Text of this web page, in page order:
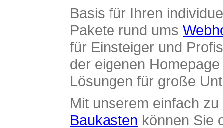
Basis für Ihren
Pakete rund ums
für Einsteiger und
der eigenen
Lösungen für große
Mit unserem einfach
Baukasten können Sie